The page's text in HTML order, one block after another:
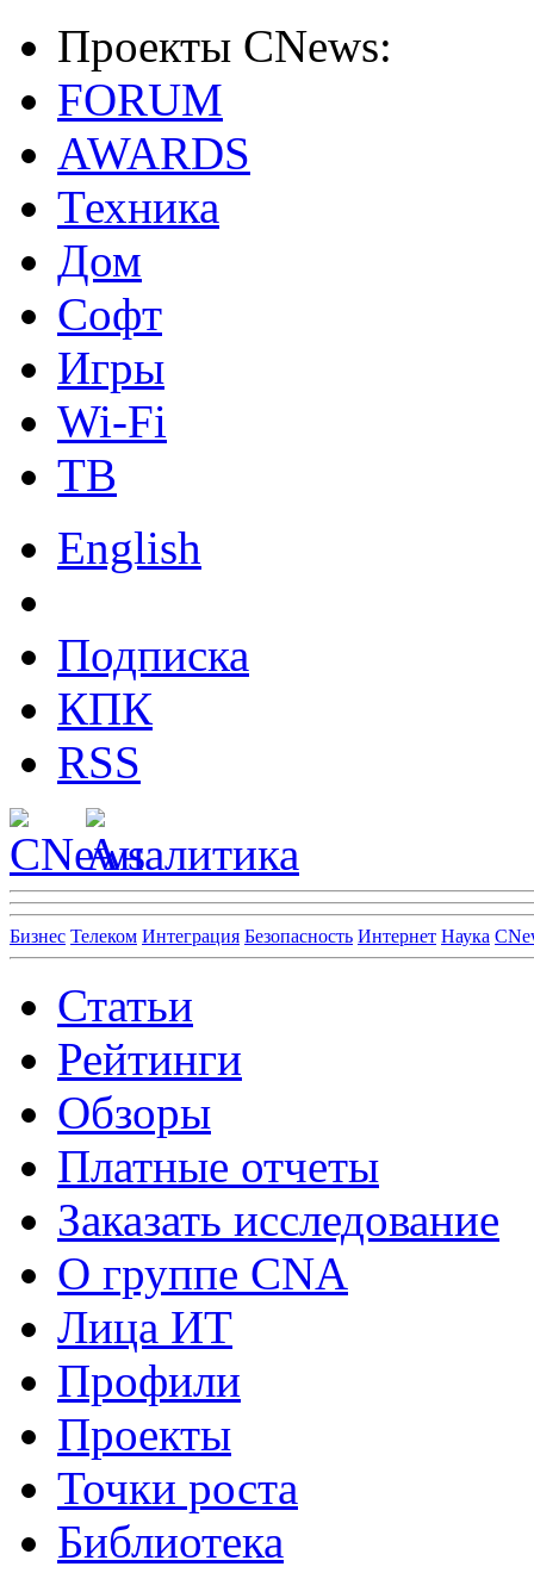
Проекты CNews:
FORUM
AWARDS
Техника
Дом
Софт
Игры
Wi-Fi
ТВ
English
Подписка
КПК
RSS
Бизнес Телеком Интеграция Безопасность Интернет Наука
Статьи
Рейтинги
Обзоры
Платные отчеты
Заказать исследование
О группе CNA
Лица ИТ
Профили
Проекты
Точки роста
Библиотека